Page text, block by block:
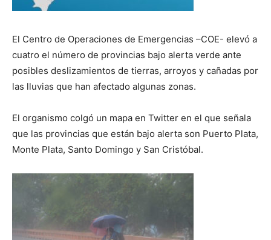
El Centro de Operaciones de Emergencias –COE- elevó a
cuatro el número de provincias bajo alerta verde ante
posibles deslizamientos de tierras, arroyos y cañadas por
las lluvias que han afectado algunas zonas.
El organismo colgó un mapa en Twitter en el que señala
que las provincias que están bajo alerta son Puerto Plata,
Monte Plata, Santo Domingo y San Cristóbal.